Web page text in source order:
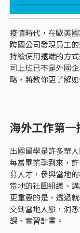
疫情時代，在歐美
跨國公司發現員工
持續使用遠端的方
司上班已不是外國
略，將教你更了解
海外工作第
出國留學是許多華
每當畢業季到來，
募人才，參與當地
當地的社團組織、
更重要的是，透過
交到當地人脈，洞
課、實習計畫。